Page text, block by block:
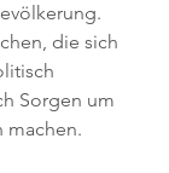
die sich
Sorgen um
machen.